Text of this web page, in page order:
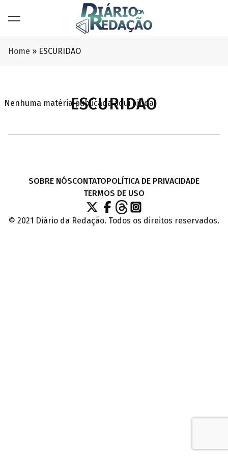
Home » ESCURIDAO
ESCURIDAO
Nenhuma matéria publicada aqui ainda.
SOBRE NÓSCONTATOPOLÍTICA DE PRIVACIDADE
TERMOS DE USO
© 2021 Diário da Redação. Todos os direitos reservados.